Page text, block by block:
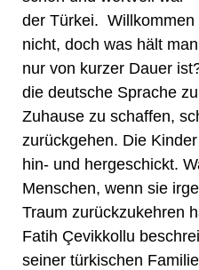
der Türkei. Willkommen
nicht, doch was hält
nur von kurzer Dauer
die deutsche Sprache
Zuhause zu schaffen,
zurückgehen. Die
hin- und hergeschickt.
Menschen, wenn sie
Traum zurückzukehren
Fatih Çevikkollu
seiner türkischen